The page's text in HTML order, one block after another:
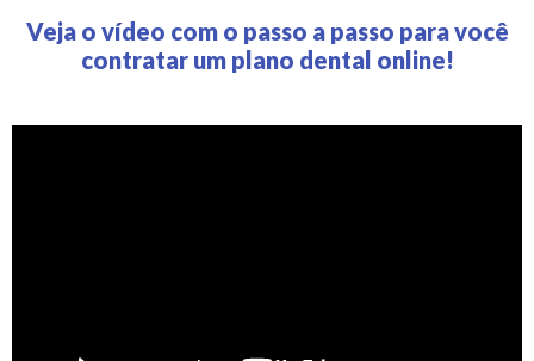
Veja o vídeo com o passo a passo para você
contratar um plano dental online!